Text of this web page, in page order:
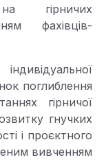
гірничих
фахівців-
поглиблення
гірничої
гнучких
і проєктного
вивченням